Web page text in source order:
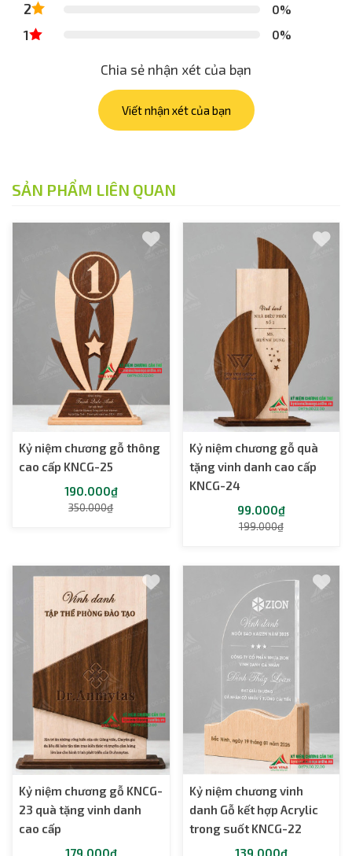
2 0%
1 0%
Chia sẻ nhận xét của bạn
Viết nhận xét của bạn
SẢN PHẨM LIÊN QUAN
Kỷ niệm chương gỗ thông
cao cấp KNCG-25
190.000₫
350.000₫
Kỷ niệm chương gỗ quà
tặng vinh danh cao cấp
KNCG-24
99.000₫
199.000₫
Kỷ niệm chương gỗ KNCG-
23 quà tặng vinh danh
cao cấp
179.000₫
Kỷ niệm chương vinh
danh Gỗ kết hợp Acrylic
trong suốt KNCG-22
139.000₫